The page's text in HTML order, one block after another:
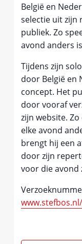
België en
selectie uit zijn
publiek. Zo
avond anders
Tijdens zijn
door België en
concept. Het
door vooraf
zijn website.
elke avond
brengt hij een
door zijn
voor die avond